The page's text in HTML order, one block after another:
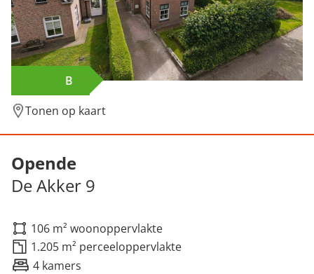
B
Tonen op kaart
Opende
De Akker 9
106 m² woonoppervlakte
1.205 m² perceeloppervlakte
4 kamers